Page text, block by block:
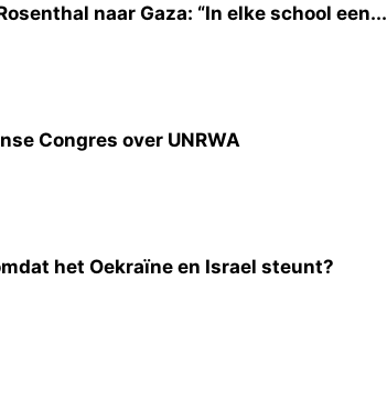
naar Gaza: “In elke school een...
Congres over UNRWA
het Oekraïne en Israel steunt?